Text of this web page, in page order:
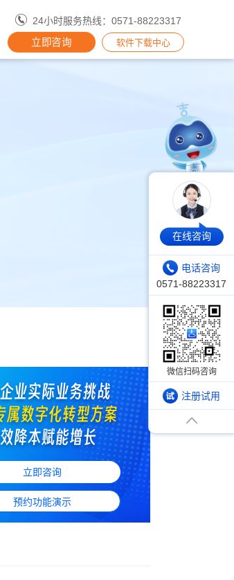
24小时服务热线：0571-88223317
立即咨询 软件下载中心
在线咨询
电话咨询
注册试用
立即咨询
预约功能演示